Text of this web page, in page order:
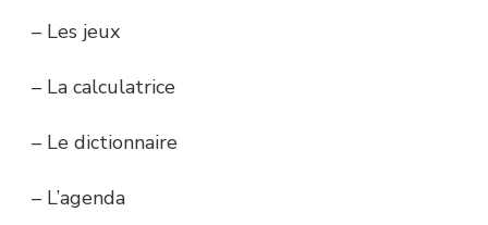
– Les jeux
– La calculatrice
– Le dictionnaire
– L’agenda